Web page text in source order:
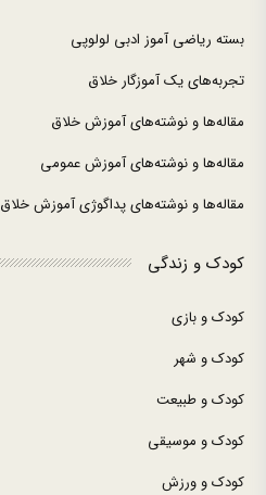
بسته ریاضی آموز ادبی لولوپی
تجربه‌های یک آموزگار خلاق
مقاله‌ها و نوشته‌های آموزش خلاق
مقاله‌ها و نوشته‌های آموزش عمومی
مقاله‌ها و نوشته‌های پداگوژی آموزش خلاق
کودک و زندگی
کودک و بازی
کودک و شهر
کودک و طبیعت
کودک و موسیقی
کودک و ورزش